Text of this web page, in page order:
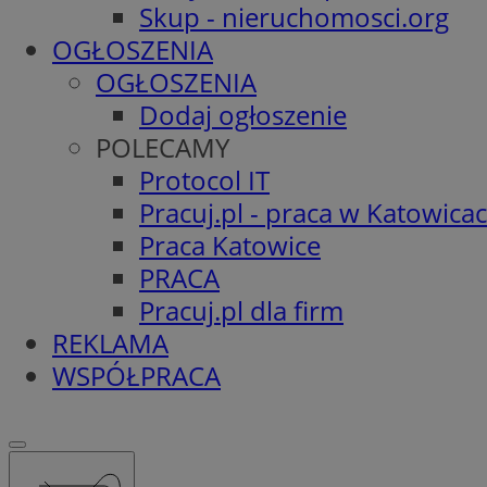
Skup - nieruchomosci.org
OGŁOSZENIA
OGŁOSZENIA
Dodaj ogłoszenie
POLECAMY
Protocol IT
Pracuj.pl - praca w
Praca Katowice
PRACA
Pracuj.pl dla firm
REKLAMA
WSPÓŁPRACA